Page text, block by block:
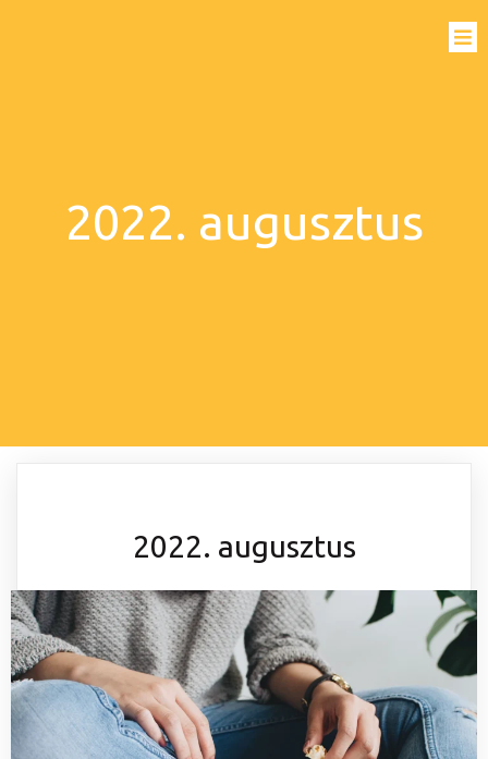
2022. augusztus
2022. augusztus